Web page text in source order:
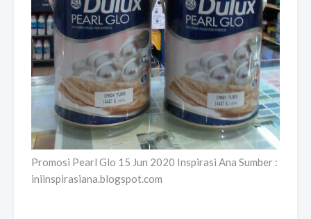
Promosi Pearl Glo 15 Jun 2020 Inspirasi Ana Sumber :
iniinspirasiana.blogspot.com